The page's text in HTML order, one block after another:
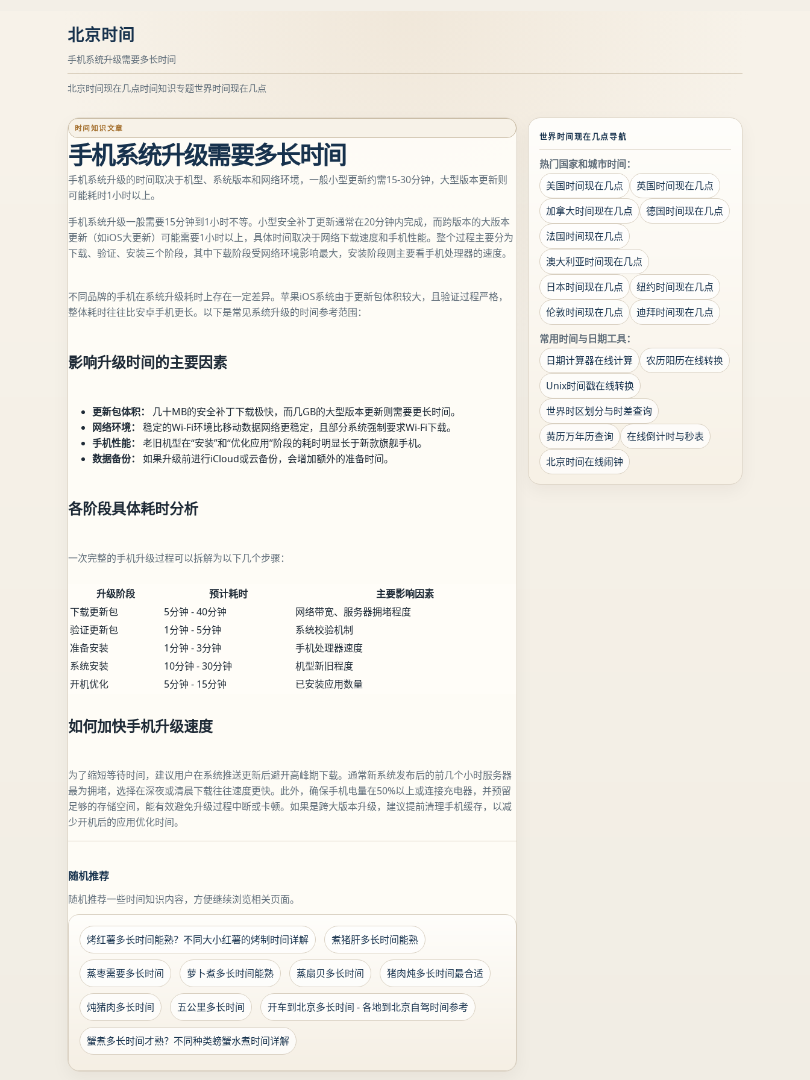
北京时间
手机系统升级需要多长时间
北京时间现在几点时间知识专题世界时间现在几点
时间知识文章
手机系统升级需要多长时间
手机系统升级的时间取决于机型、系统版本和网络环境，一般小型更新约需15-30分钟，大型版本更新则
可能耗时1小时以上。
手机系统升级一般需要15分钟到1小时不等。小型安全补丁更新通常在20分钟内完成，而跨版本的大版本
更新（如iOS大更新）可能需要1小时以上，具体时间取决于网络下载速度和手机性能。整个过程主要分为
下载、验证、安装三个阶段，其中下载阶段受网络环境影响最大，安装阶段则主要看手机处理器的速度。
不同品牌的手机在系统升级耗时上存在一定差异。苹果iOS系统由于更新包体积较大，且验证过程严格，
整体耗时往往比安卓手机更长。以下是常见系统升级的时间参考范围：
影响升级时间的主要因素
更新包体积：
几十MB的安全补丁下载极快，而几GB的大型版本更新则需要更长时间。
网络环境：
稳定的Wi-Fi环境比移动数据网络更稳定，且部分系统强制要求Wi-Fi下载。
手机性能：
老旧机型在“安装”和“优化应用”阶段的耗时明显长于新款旗舰手机。
数据备份：
如果升级前进行iCloud或云备份，会增加额外的准备时间。
各阶段具体耗时分析
一次完整的手机升级过程可以拆解为以下几个步骤：
升级阶段 预计耗时
主要影响因素
下载更新包
5分钟 - 40分钟
网络带宽、服务器拥堵程度
验证更新包
1分钟 - 5分钟
系统校验机制
准备安装
1分钟 - 3分钟
手机处理器速度
系统安装
10分钟 - 30分钟
机型新旧程度
开机优化
5分钟 - 15分钟 已安装应用数量
如何加快手机升级速度
为了缩短等待时间，建议用户在系统推送更新后避开高峰期下载。通常新系统发布后的前几个小时服务器
最为拥堵，选择在深夜或清晨下载往往速度更快。此外，确保手机电量在50%以上或连接充电器，并预留
足够的存储空间，能有效避免升级过程中断或卡顿。如果是跨大版本升级，建议提前清理手机缓存，以减
少开机后的应用优化时间。
随机推荐
随机推荐一些时间知识内容，方便继续浏览相关页面。
烤红薯多长时间能熟？不同大小红薯的烤制时间详解 煮猪肝多长时间能熟
蒸枣需要多长时间 萝卜煮多长时间能熟 蒸扇贝多长时间 猪肉炖多长时间最合适
炖猪肉多长时间 五公里多长时间 开车到北京多长时间 - 各地到北京自驾时间参考
蟹煮多长时间才熟？不同种类螃蟹水煮时间详解
世界时间现在几点导航
热门国家和城市时间：
美国时间现在几点
英国时间现在几点
加拿大时间现在几点
德国时间现在几点
法国时间现在几点
澳大利亚时间现在几点
日本时间现在几点
纽约时间现在几点
伦敦时间现在几点
迪拜时间现在几点
常用时间与日期工具：
日期计算器在线计算
农历阳历在线转换
Unix时间戳在线转换
世界时区划分与时差查询
黄历万年历查询
在线倒计时与秒表
北京时间在线闹钟